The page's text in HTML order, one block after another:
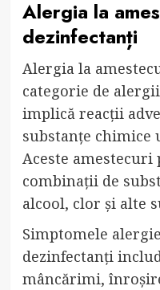
Alergia la
dezinfectanți
Alergia la
categorie de
implică reacții
substanțe chimice
Aceste
combinații de
alcool, clor și alte
Simptomele
dezinfectanți
mâncărimi,